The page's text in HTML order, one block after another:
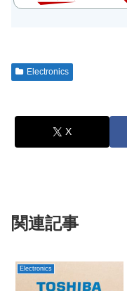
Electronics
X
関連記事
Electronics